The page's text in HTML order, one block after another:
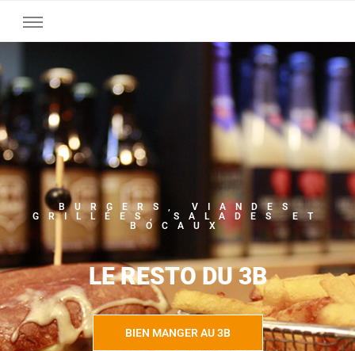
BURGERS, VIANDES
GRILLÉES, SALADES ET
BOCAUX
LE RESTO DU 3B
BIEN MANGER AU 3B